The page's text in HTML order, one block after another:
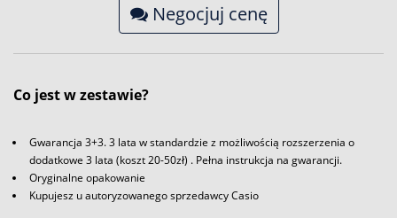
Negocjuj cenę
Co jest w zestawie?
Gwarancja 3+3. 3 lata w standardzie z możliwością rozszerzenia o
dodatkowe 3 lata (koszt 20-50zł) . Pełna instrukcja na gwarancji.
Oryginalne opakowanie
Kupujesz u autoryzowanego sprzedawcy Casio